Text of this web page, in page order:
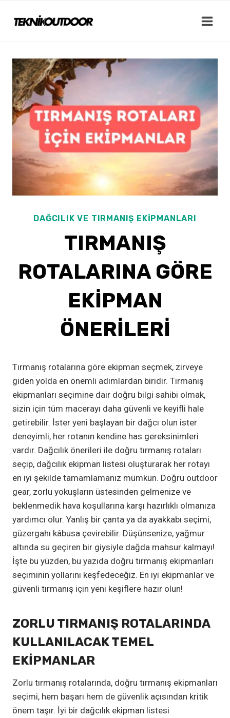
DAĞCILIK VE TIRMANIŞ EKIPMANLARI
TIRMANIŞ
ROTALARINA GÖRE
EKIPMAN
ÖNERILERI
Tırmanış rotalarına göre ekipman seçmek, zirveye
giden yolda en önemli adımlardan biridir. Tırmanış
ekipmanları seçimine dair doğru bilgi sahibi olmak,
sizin için tüm macerayı daha güvenli ve keyifli hale
getirebilir. İster yeni başlayan bir dağcı olun ister
deneyimli, her rotanın kendine has gereksinimleri
vardır. Dağcılık önerileri ile doğru tırmanış rotaları
seçip, dağcılık ekipman listesi oluşturarak her rotayı
en iyi şekilde tamamlamanız mümkün. Doğru outdoor
gear, zorlu yokuşların üstesinden gelmenize ve
beklenmedik hava koşullarına karşı hazırlıklı olmanıza
yardımcı olur. Yanlış bir çanta ya da ayakkabı seçimi,
güzergahı kâbusa çevirebilir. Düşünsenize, yağmur
altında su geçiren bir giysiyle dağda mahsur kalmayı!
İşte bu yüzden, bu yazıda doğru tırmanış ekipmanları
seçiminin yollarını keşfedeceğiz. En iyi ekipmanlar ve
güvenli tırmanış için yeni keşiflere hazır olun!
ZORLU TIRMANIŞ ROTALARINDA
KULLANILACAK TEMEL
EKIPMANLAR
Zorlu tırmanış rotalarında, doğru tırmanış ekipmanları
seçimi, hem başarı hem de güvenlik açısından kritik
önem taşır. İyi bir dağcılık ekipman listesi